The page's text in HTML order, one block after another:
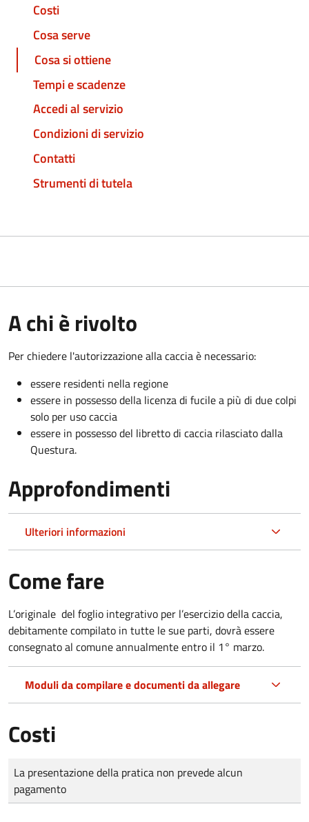
Costi
Cosa serve
Cosa si ottiene
Tempi e scadenze
Accedi al servizio
Condizioni di servizio
Contatti
Strumenti di tutela
A chi è rivolto
Per chiedere l'autorizzazione alla caccia è necessario:
essere residenti nella regione
essere in possesso della licenza di fucile a più di due colpi
solo per uso caccia
essere in possesso del libretto di caccia rilasciato dalla
Questura.
Approfondimenti
Ulteriori informazioni
Come fare
L’originale del foglio integrativo per l’esercizio della caccia,
debitamente compilato in tutte le sue parti, dovrà essere
consegnato al comune annualmente entro il 1° marzo.
Moduli da compilare e documenti da allegare
Costi
Tipo di pagamento
Importo
La presentazione della pratica non prevede alcun
pagamento